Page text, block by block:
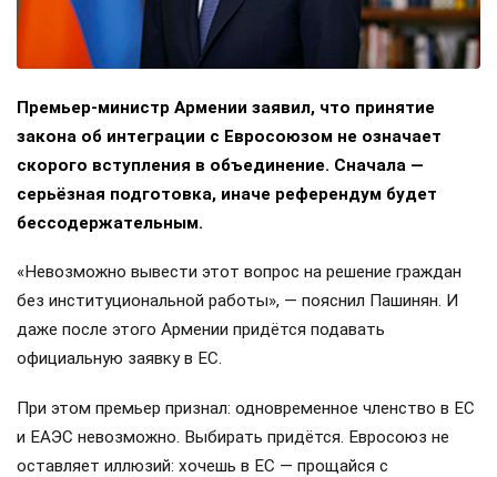
Премьер-министр Армении заявил, что принятие
закона об интеграции с Евросоюзом не означает
скорого вступления в объединение. Сначала —
серьёзная подготовка, иначе референдум будет
бессодержательным.
«Невозможно вывести этот вопрос на решение граждан
без институциональной работы», — пояснил Пашинян. И
даже после этого Армении придётся подавать
официальную заявку в ЕС.
При этом премьер признал: одновременное членство в ЕС
и ЕАЭС невозможно. Выбирать придётся. Евросоюз не
оставляет иллюзий: хочешь в ЕС — прощайся с